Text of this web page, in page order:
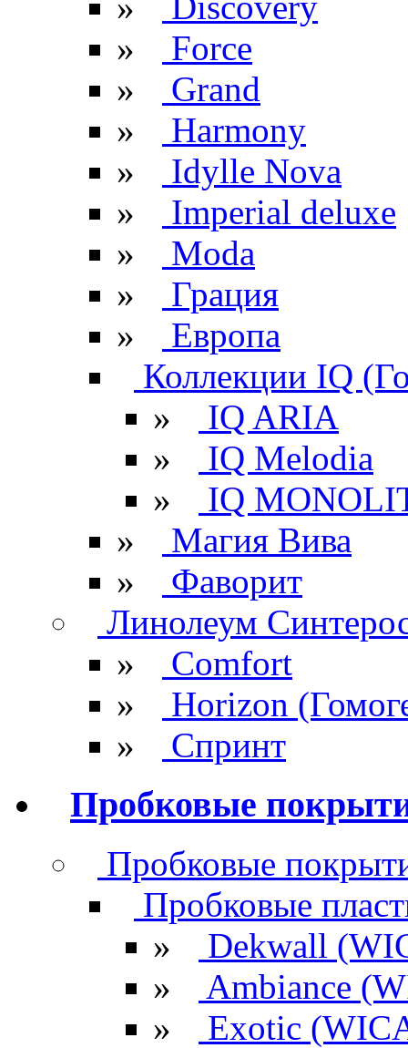
»
Force
»
Grand
»
Harmony
»
Idylle Nova
»
Imperial deluxe
»
Moda
»
Грация
»
Европа
Коллекции IQ
»
IQ ARIA
»
IQ Melodia
»
IQ
»
Магия Вива
»
Фаворит
Линолеум
»
Comfort
»
Horizon
»
Спринт
Пробковые
Пробковые
Пробковые
»
Dekwall
»
Ambiance
»
Exotic